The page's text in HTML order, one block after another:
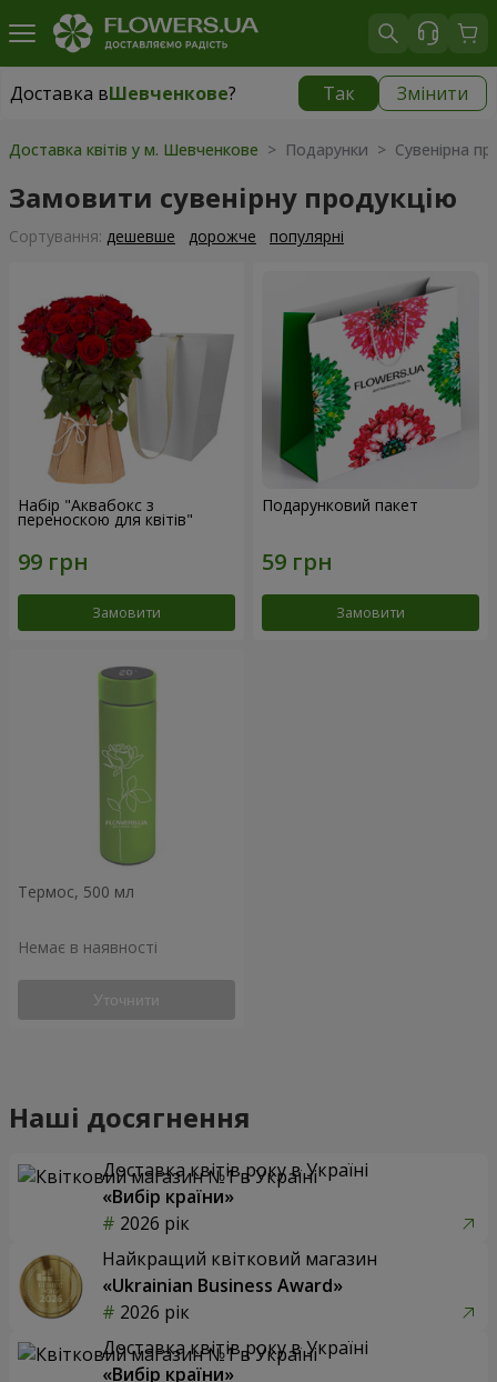
Доставка вШевченкове? Так Змінити
Доставка вШевченкове| безкоштовно
Доставка квітів у м. Шевченкове > Подарунки > Сувенірна
Замовити сувенірну продукцію
Сортування: дешевше дорожче популярні
Набір "Аквабокс з
переноскою для квітів"
Замовити
Подарунковий пакет
Замовити
Термос, 500 мл
Немає в наявності
Уточнити
Наші досягнення
Доставка квітів року в Україні
«Вибір країни»
2026 рік
Найкращий квітковий магазин
«Ukrainian Business Award»
2026 рік
Доставка квітів року в Україні
«Вибір країни»